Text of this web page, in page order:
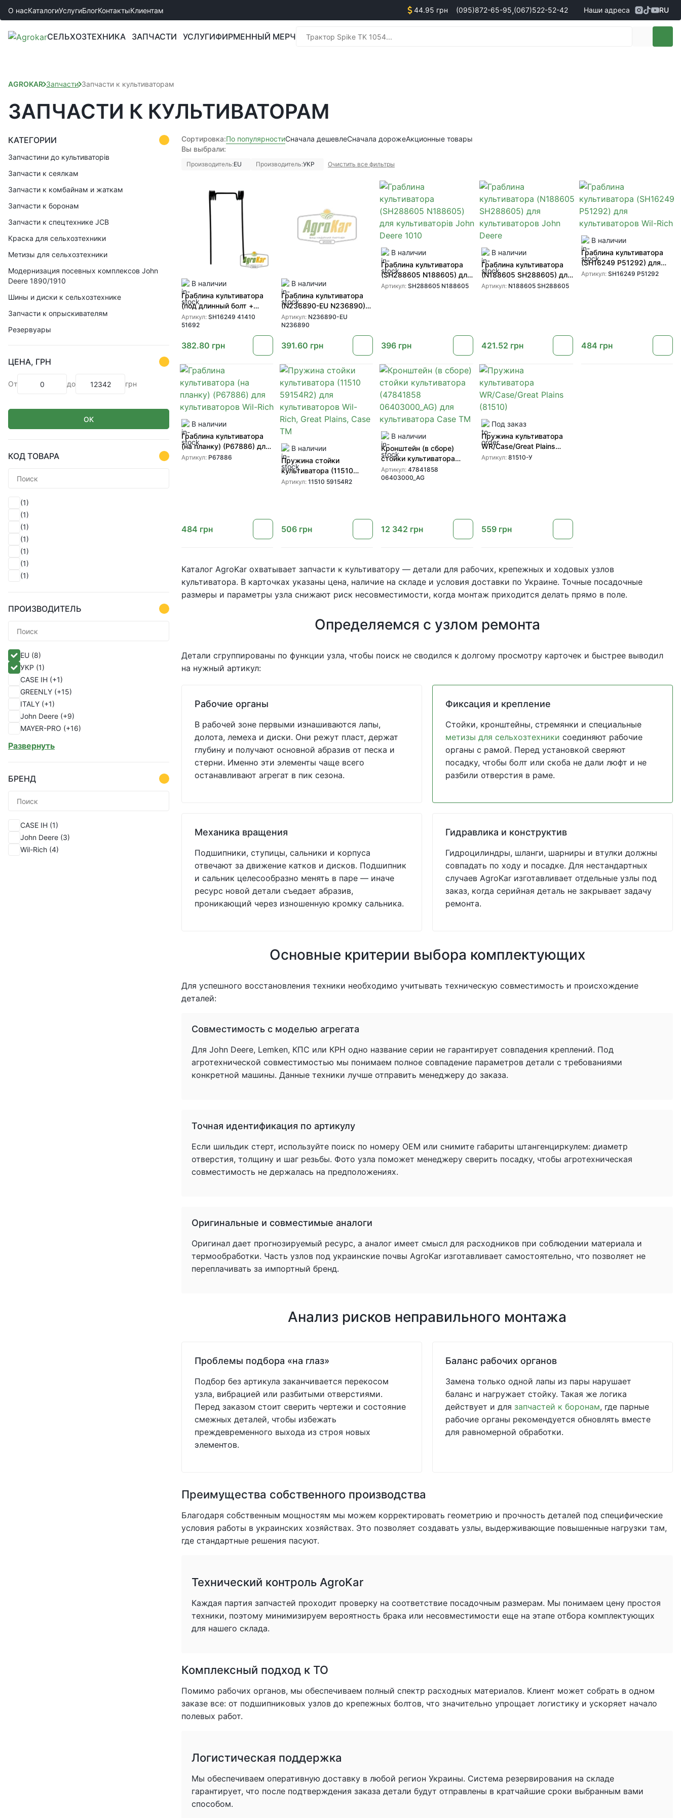
О насКаталогиУслугиБлогКонтактыКлиентам 44.95 грн (095)872-65-95,(067)522-52-42
Менеджеры по продаже техники
Наши адреса RU
СЕЛЬХОЗТЕХНИКА ЗАПЧАСТИ УСЛУГИФИРМЕННЫЙ МЕРЧ
AGROKAR Запчасти Запчасти к культиваторам
ЗАПЧАСТИ К КУЛЬТИВАТОРАМ
КАТЕГОРИИ
Запчастини до культиваторів
Запчасти к сеялкам
Запчасти к комбайнам и жаткам
Запчасти к боронам
Запчасти к спецтехнике JCB
Краска для сельхозтехники
Метизы для сельхозтехники
Модернизация посевных комплексов John
Deere 1890/1910
Шины и диски к сельхозтехнике
Запчасти к опрыскивателям
Резервуары
ЦЕНА, ГРН
От до грн
ОК
КОД ТОВАРА
(1)
(1)
(1)
(1)
(1)
(1)
(1)
ПРОИЗВОДИТЕЛЬ
EU (8)
УКР (1)
CASE IH (+1)
GREENLY (+15)
ITALY (+1)
John Deere (+9)
MAYER-PRO (+16)
SHOUP(+82)
Развернуть
БРЕНД
CASE IH (1)
John Deere (3)
Wil-Rich (4)
Сортировка:По популярностиСначала дешевлеСначала дорожеАкционные товары
Вы выбрали:
Производитель:EU Производитель:УКР Очистить все фильтры
В наличии
Граблина культиватора
(под длинный болт +
втулка) (SH16249 41410
51692) для
культиваторов Wil-Rich
Артикул: SH16249 41410
51692
382.80 грн
В наличии
Граблина культиватора
(N236890-EU N236890)
для культиваторов John
Deere
Артикул: N236890-EU
N236890
391.60 грн
В наличии
Граблина культиватора
(SH288605 N188605) для
культиваторів John Deere
Артикул:SH288605 N188605
396 грн
В наличии
Граблина культиватора
(N188605 SH288605) для
культиваторов John Deere
Артикул: N188605 SH288605
421.52 грн
В наличии
Граблина культиватора
(SH16249 P51292) для
культиваторов Wil-Rich
Артикул: SH16249 P51292
484 грн
В наличии
Граблина культиватора
(на планку) (P67886) для
культиваторов Wil-Rich
Артикул: P67886
484 грн
В наличии
Пружина стойки
культиватора (11510
59154R2) для
Артикул:11510 59154R2
506 грн
В наличии
Кронштейн (в сборе)
стойки культиватора
(47841858 06403000_AG)
для культиватора Case
Артикул:47841858
06403000_AG
12 342 грн
Под заказ
Пружина культиватора
WR/Case/Great Plains
(81510)
Артикул: 81510-У
559 грн
Каталог AgroKar охватывает запчасти к культиватору — детали для рабочих, крепежных и ходовых узлов
культиватора. В карточках указаны цена, наличие на складе и условия доставки по Украине. Точные посадочные
размеры и параметры узла снижают риск несовместимости, когда монтаж приходится делать прямо в поле.
Определяемся с узлом ремонта
Детали сгруппированы по функции узла, чтобы поиск не сводился к долгому просмотру карточек и быстрее выводил
на нужный артикул:
Рабочие органы
В рабочей зоне первыми изнашиваются лапы,
долота, лемеха и диски. Они режут пласт, держат
глубину и получают основной абразив от песка и
стерни. Именно эти элементы чаще всего
останавливают агрегат в пик сезона.
Фиксация и крепление
Стойки, кронштейны, стремянки и специальные
метизы для сельхозтехники соединяют рабочие
органы с рамой. Перед установкой сверяют
посадку, чтобы болт или скоба не дали люфт и не
разбили отверстия в раме.
Механика вращения
Подшипники, ступицы, сальники и корпуса
отвечают за движение катков и дисков. Подшипник
и сальник целесообразно менять в паре — иначе
ресурс новой детали съедает абразив,
проникающий через изношенную кромку сальника.
Гидравлика и конструктив
Гидроцилиндры, шланги, шарниры и втулки должны
совпадать по ходу и посадке. Для нестандартных
случаев AgroKar изготавливает отдельные узлы под
заказ, когда серийная деталь не закрывает задачу
ремонта.
Основные критерии выбора комплектующих
Для успешного восстановления техники необходимо учитывать техническую совместимость и происхождение
деталей:
Совместимость с моделью агрегата
Для John Deere, Lemken, КПС или КРН одно название серии не гарантирует совпадения креплений. Под
агротехнической совместимостью мы понимаем полное совпадение параметров детали с требованиями
конкретной машины. Данные техники лучше отправить менеджеру до заказа.
Точная идентификация по артикулу
Если шильдик стерт, используйте поиск по номеру OEM или снимите габариты штангенциркулем: диаметр
отверстия, толщину и шаг резьбы. Фото узла поможет менеджеру сверить посадку, чтобы агротехническая
совместимость не держалась на предположениях.
Оригинальные и совместимые аналоги
Оригинал дает прогнозируемый ресурс, а аналог имеет смысл для расходников при соблюдении материала и
термообработки. Часть узлов под украинские почвы AgroKar изготавливает самостоятельно, что позволяет не
переплачивать за импортный бренд.
Анализ рисков неправильного монтажа
Проблемы подбора «на глаз»
Подбор без артикула заканчивается перекосом
узла, вибрацией или разбитыми отверстиями.
Перед заказом стоит сверить чертежи и состояние
смежных деталей, чтобы избежать
преждевременного выхода из строя новых
элементов.
Баланс рабочих органов
Замена только одной лапы из пары нарушает
баланс и нагружает стойку. Такая же логика
действует и для запчастей к боронам, где парные
рабочие органы рекомендуется обновлять вместе
для равномерной обработки.
Преимущества собственного производства
Благодаря собственным мощностям мы можем корректировать геометрию и прочность деталей под специфические
условия работы в украинских хозяйствах. Это позволяет создавать узлы, выдерживающие повышенные нагрузки там,
где стандартные решения пасуют.
Технический контроль AgroKar
Каждая партия запчастей проходит проверку на соответствие посадочным размерам. Мы понимаем цену простоя
техники, поэтому минимизируем вероятность брака или несовместимости еще на этапе отбора комплектующих
для нашего склада.
Комплексный подход к ТО
Помимо рабочих органов, мы обеспечиваем полный спектр расходных материалов. Клиент может собрать в одном
заказе все: от подшипниковых узлов до крепежных болтов, что значительно упрощает логистику и ускоряет начало
полевых работ.
Логистическая поддержка
Мы обеспечиваем оперативную доставку в любой регион Украины. Система резервирования на складе
гарантирует, что после подтверждения заказа детали будут отправлены в кратчайшие сроки выбранным вами
способом.